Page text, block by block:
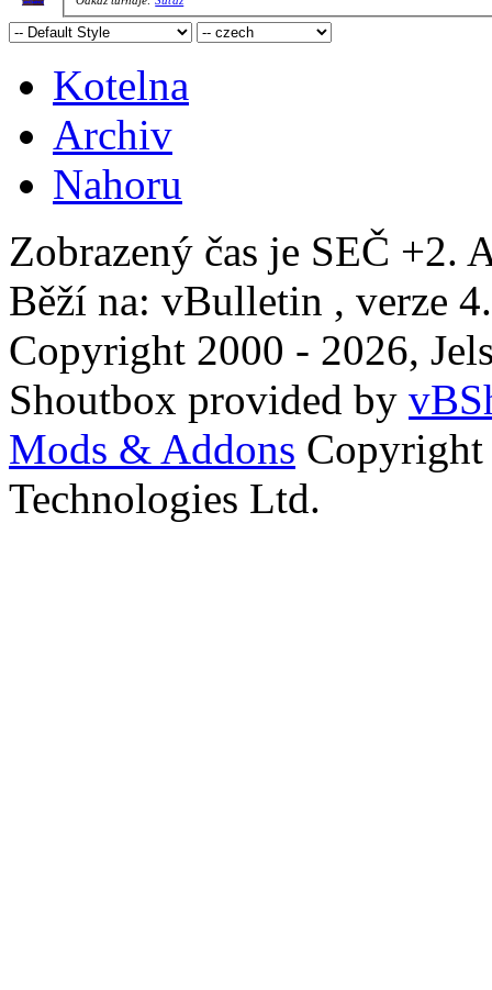
Kotelna
Archiv
Nahoru
Zobrazený čas je SEČ +2.
Běží na: vBulletin , verze
Copyright 2000 - 2026,
Shoutbox provided by
Mods & Addons
Technologies Ltd.